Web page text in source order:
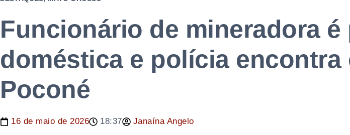
Funcionário de mineradora
doméstica e polícia encontra
Poconé
16 de maio de 2026 18:37 Janaína Angelo